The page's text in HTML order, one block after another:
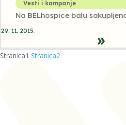
Vesti i kampanje
Na BELhospice balu
29. 11. 2015.
Stranica1 Stranica2